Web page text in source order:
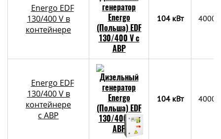
Energo EDF
130/400 V в
контейнере
104 кВт
Energo EDF
130/400 V в
контейнере
c АВР
104 кВт